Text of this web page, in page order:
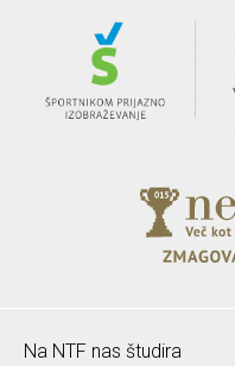
Na NTF nas študira